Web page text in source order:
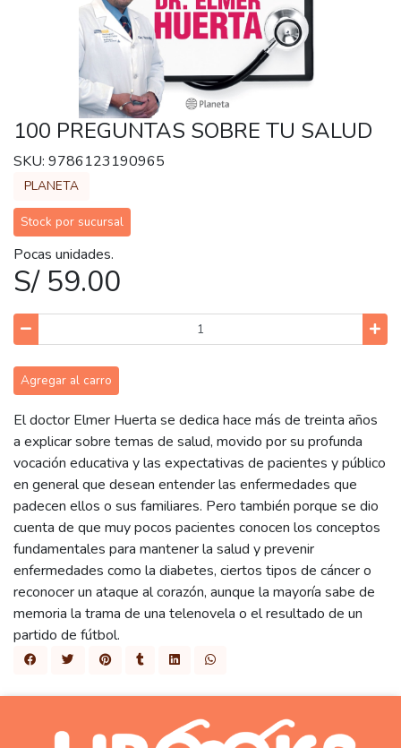
100 PREGUNTAS SOBRE TU SALUD
SKU: 9786123190965
PLANETA
Stock por sucursal
Pocas unidades.
S/ 59.00
Agregar al carro
El doctor Elmer Huerta se dedica hace más de treinta años
a explicar sobre temas de salud, movido por su profunda
vocación educativa y las expectativas de pacientes y público
en general que desean entender las enfermedades que
padecen ellos o sus familiares. Pero también porque se dio
cuenta de que muy pocos pacientes conocen los conceptos
fundamentales para mantener la salud y prevenir
enfermedades como la diabetes, ciertos tipos de cáncer o
reconocer un ataque al corazón, aunque la mayoría sabe de
memoria la trama de una telenovela o el resultado de un
partido de fútbol.